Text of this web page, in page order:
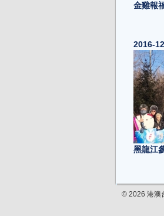
金雞報
2016-
黑龍江
2016-
© 2026 港澳